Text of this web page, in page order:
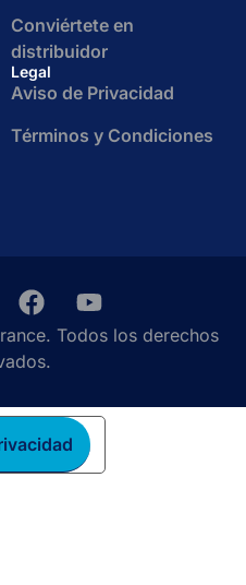
Conviértete en
distribuidor
Legal
Aviso de Privacidad
Términos y Condiciones
Todos los derechos